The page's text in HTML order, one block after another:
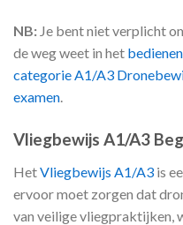
NB: Je bent niet verplicht
de weg weet in het
categorie A1/A3
examen
Vliegbewijs A1/A3
HetVliegbewijs A1/A3 is
ervoor moet zorgen dat
van veilige vliegpraktijken,